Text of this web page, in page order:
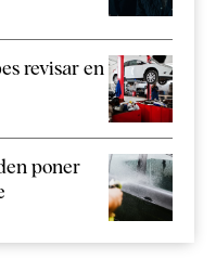
revisar en
poner